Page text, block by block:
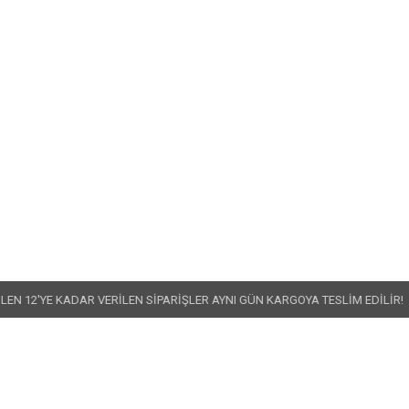
VERİLEN SİPARİŞLER AYNI GÜN KARGOYA TESLİM EDİLİR! • 499